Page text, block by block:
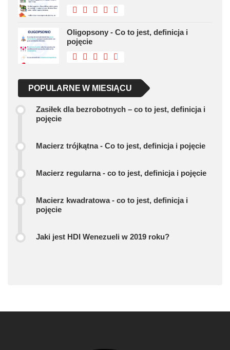
Oligopsony - Co to jest, definicja i
pojęcie
POPULARNE W MIESIĄCU
Zasiłek dla bezrobotnych – co to jest, definicja i
pojęcie
Macierz trójkątna - Co to jest, definicja i pojęcie
Macierz regularna - co to jest, definicja i pojęcie
Macierz kwadratowa - co to jest, definicja i
pojęcie
Jaki jest HDI Wenezueli w 2019 roku?